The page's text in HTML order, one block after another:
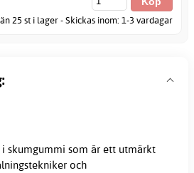
25 st i lager - Skickas inom: 1-3 vardagar
skumgummi som är ett utmärkt
och